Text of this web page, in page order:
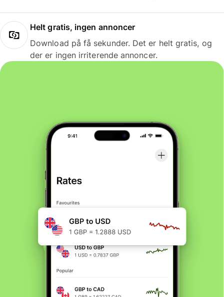
Helt gratis, ingen annoncer
Download på få sekunder. Det er helt gratis, og
der er ingen irriterende annoncer.